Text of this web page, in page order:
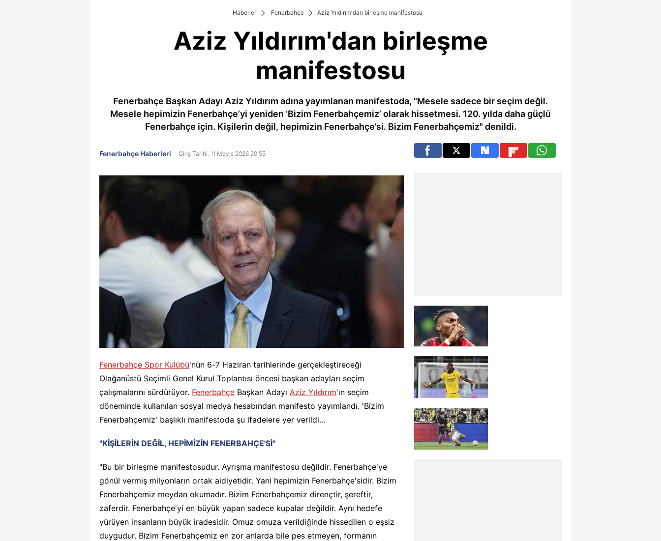
Haberler Fenerbahçe Aziz Yıldırım'dan birleşme manifestosu
Aziz Yıldırım'dan birleşme
manifestosu
Fenerbahçe Başkan Adayı Aziz Yıldırım adına yayımlanan manifestoda, "Mesele sadece bir seçim değil.
Mesele hepimizin Fenerbahçe’yi yeniden ‘Bizim Fenerbahçemiz’ olarak hissetmesi. 120. yılda daha güçlü
Fenerbahçe için. Kişilerin değil, hepimizin Fenerbahçe’si. Bizim Fenerbahçemiz" denildi.
Fenerbahçe Haberleri Giriş Tarihi: 11 Mayıs 2026 20:55
Fenerbahçe Spor Kulübü'nün 6-7 Haziran tarihlerinde gerçekleştireceği
Olağanüstü Seçimli Genel Kurul Toplantısı öncesi başkan adayları seçim
çalışmalarını sürdürüyor. Fenerbahçe Başkan Adayı Aziz Yıldırım'ın seçim
döneminde kullanılan sosyal medya hesabından manifesto yayımlandı. 'Bizim
Fenerbahçemiz' başlıklı manifestoda şu ifadelere yer verildi...
"KİŞİLERİN DEĞİL, HEPİMİZİN FENERBAHÇE'Sİ"
"Bu bir birleşme manifestosudur. Ayrışma manifestosu değildir. Fenerbahçe'ye
gönül vermiş milyonların ortak aidiyetidir. Yani hepimizin Fenerbahçe'sidir. Bizim
Fenerbahçemiz meydan okumadır. Bizim Fenerbahçemiz dirençtir, şereftir,
zaferdir. Fenerbahçe'yi en büyük yapan sadece kupalar değildir. Aynı hedefe
yürüyen insanların büyük iradesidir. Omuz omuza verildiğinde hissedilen o eşsiz
duygudur. Bizim Fenerbahçemiz en zor anlarda bile pes etmeyen, formanın